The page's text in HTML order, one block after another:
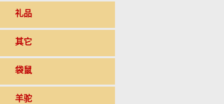
礼品
其它
袋鼠
羊驼